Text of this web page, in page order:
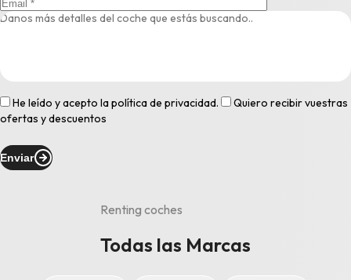
He leído y acepto lapolítica de privacidad.
Quiero recibir vuestras
ofertas y descuentos
Enviar
Renting coches
Todas las Marcas